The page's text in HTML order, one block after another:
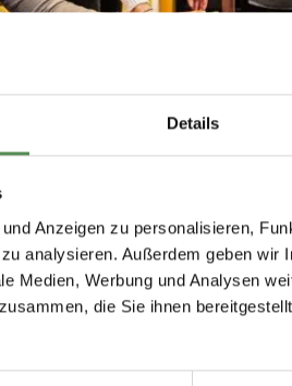
Details
Anzeigen zu personalisieren,
analysieren. Außerdem geben wir
Medien, Werbung und Analysen
die Sie ihnen
„Blubber­fische“ vor Weihnachten